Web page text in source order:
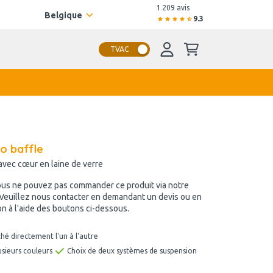
Belgique
1 209 avis
9.3
TVAC
baffle
cœur en laine de verre
ne pouvez pas commander ce produit via notre
nous contacter en demandant un devis ou en
à l'aide des boutons ci-dessous.
directement l'un à l'autre
couleurs
Choix de deux systèmes de suspension